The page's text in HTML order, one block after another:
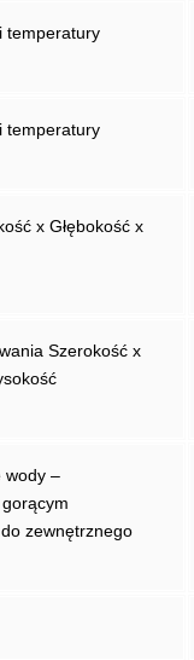
temperatury
temperatury
x Głębokość x
Szerokość x
wody –
zewnętrznego